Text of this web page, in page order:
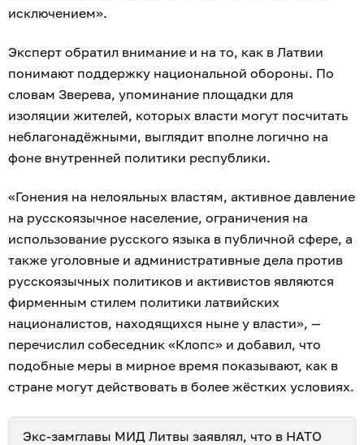
исключением».
Эксперт обратил внимание и на то, как в Латвии
понимают поддержку национальной обороны. По
словам Зверева, упоминание площадки для
изоляции жителей, которых власти могут посчитать
неблагонадёжными, выглядит вполне логично на
фоне внутренней политики республики.
«Гонения на нелояльных властям, активное давление
на русскоязычное население, ограничения на
использование русского языка в публичной сфере, а
также уголовные и административные дела против
русскоязычных политиков и активистов являются
фирменным стилем политики латвийских
националистов, находящихся ныне у власти», —
перечислил собеседник «Клопс» и добавил, что
подобные меры в мирное время показывают, как в
стране могут действовать в более жёстких условиях.
Экс-замглавы МИД Литвы заявлял, что в НАТО